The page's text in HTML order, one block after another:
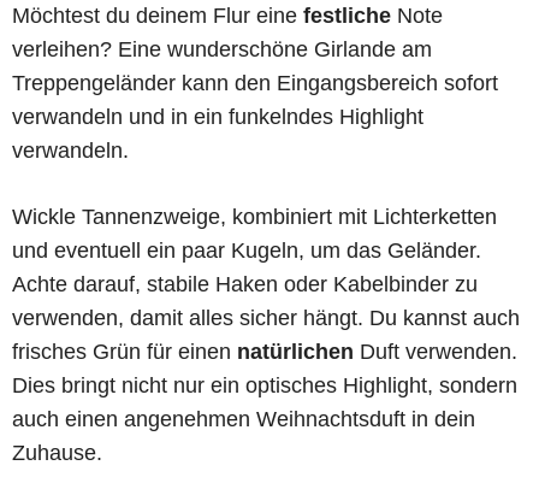
Möchtest du deinem Flur eine festliche Note
verleihen? Eine wunderschöne Girlande am
Treppengeländer kann den Eingangsbereich sofort
verwandeln und in ein funkelndes Highlight
verwandeln.
Wickle Tannenzweige, kombiniert mit Lichterketten
und eventuell ein paar Kugeln, um das Geländer.
Achte darauf, stabile Haken oder Kabelbinder zu
verwenden, damit alles sicher hängt. Du kannst auch
frisches Grün für einen natürlichen Duft verwenden.
Dies bringt nicht nur ein optisches Highlight, sondern
auch einen angenehmen Weihnachtsduft in dein
Zuhause.